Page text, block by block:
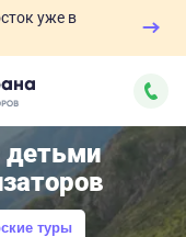
уже в
детьми
туры